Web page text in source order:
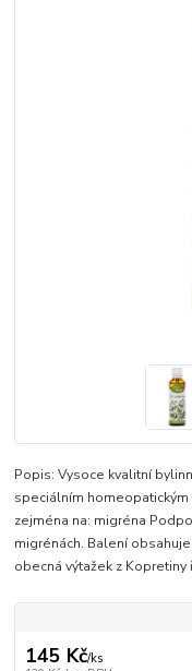
Popis: Vysoce kvalitní
speciálním
zejména na: migréna
migrénách. Balení
obecná výtažek z Kopretiny
145 Kč/ks